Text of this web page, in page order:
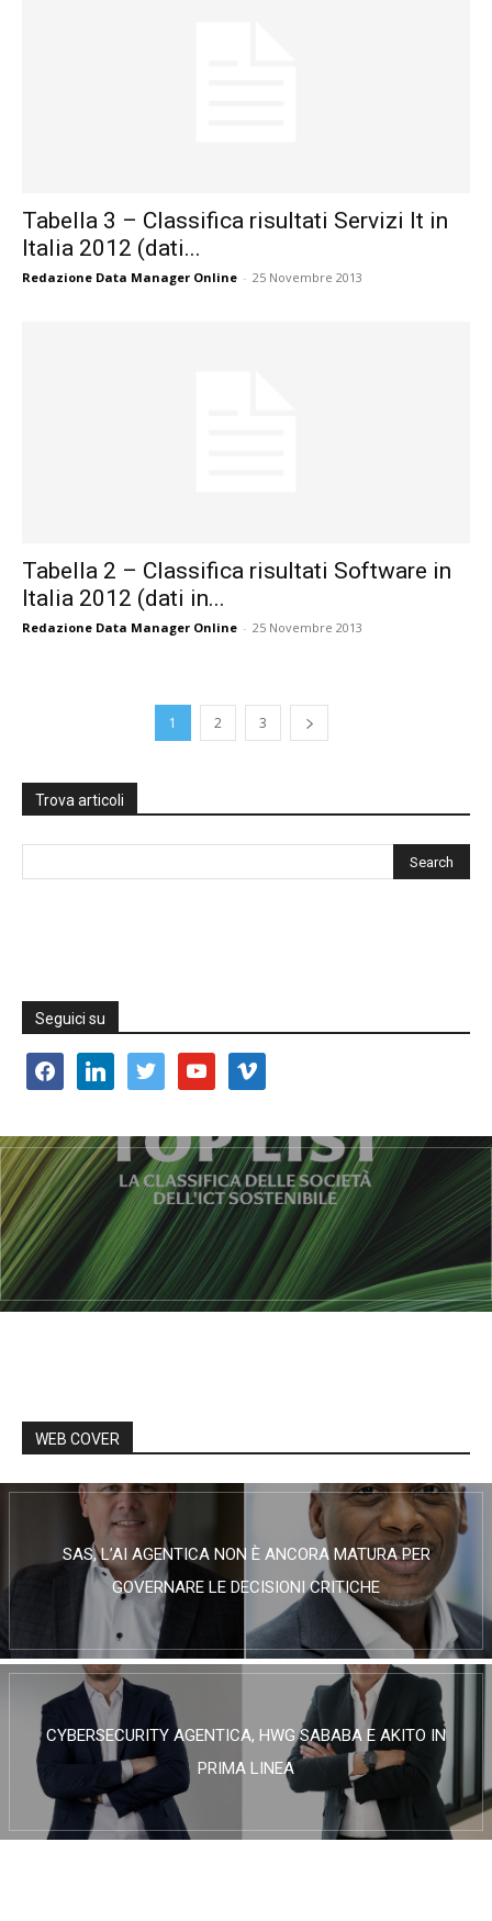
Tabella 3 – Classifica risultati Servizi It in
Italia 2012 (dati...
Redazione Data Manager Online - 25 Novembre 2013
Tabella 2 – Classifica risultati Software in
Italia 2012 (dati in...
Redazione Data Manager Online - 25 Novembre 2013
1 2 3
Trova articoli
Seguici su
facebooklinkedin twitter youtube vimeo
WEB COVER
SAS, L’AI AGENTICA NON È ANCORA MATURA PER
GOVERNARE LE DECISIONI CRITICHE
CYBERSECURITY AGENTICA, HWG SABABA E AKITO IN
PRIMA LINEA